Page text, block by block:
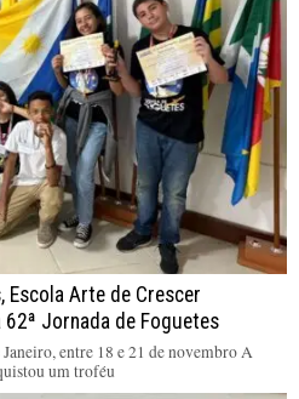
Escola Arte de Crescer
Jornada de Foguetes
entre 18 e 21 de novembro A
um troféu